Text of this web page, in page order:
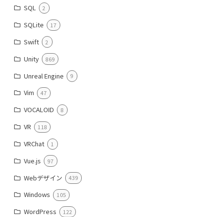
SQL 2
SQLite 17
Swift 2
Unity 869
Unreal Engine 9
Vim 47
VOCALOID 8
VR 118
VRChat 1
Vue.js 97
Webデザイン 439
Windows 105
WordPress 122